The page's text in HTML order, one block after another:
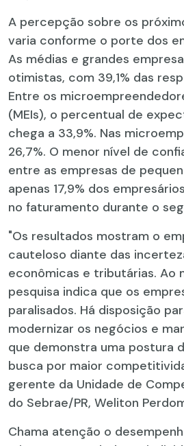
A percepção sobre os
varia conforme o porte dos
As médias e grandes
otimistas, com 39,1% das
Entre os
(MEIs), o percentual de
chega a 33,9%. Nas
26,7%. O menor nível de
entre as empresas de
apenas 17,9% dos
no faturamento durante o
"Os resultados mostram o
cauteloso diante das
econômicas e tributárias. Ao
pesquisa indica que os
paralisados. Há disposição
modernizar os negócios e
que demonstra uma postura
busca por maior
gerente da Unidade de
do Sebrae/PR, Weliton
Chama atenção o